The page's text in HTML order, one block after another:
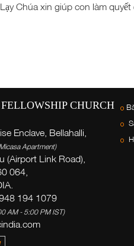
Chúa xin giúp con làm
CHURCH
Enclave, Bellahalli,
Apartment)
(Airport Link Road),
064,
194 1079
AM - 5:00 PM IST)